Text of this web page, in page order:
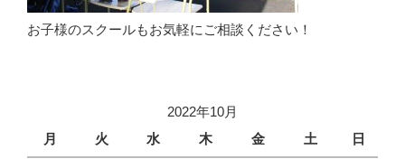
お子様のスクールもお気軽にご相談ください！
2022年10月
月
火 水 木 金 土 日